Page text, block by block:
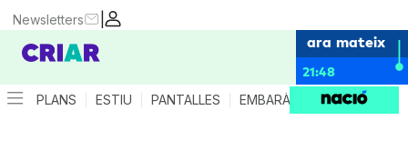
|
Newsletters
ara mateix
21:48
PLANS ESTIU PANTALLES EMBARÀS CRIANÇA